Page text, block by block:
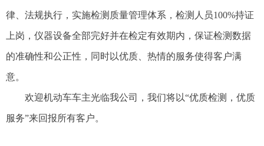
律、法规执行，实施检测质量管理体系，检测人员100%持证
上岗，仪器设备全部完好并在检定有效期内，保证检测数据
的准确性和公正性，同时以优质、热情的服务使得客户满
意。
欢迎机动车车主光临我公司，我们将以“优质检测，优质
服务”来回报所有客户。